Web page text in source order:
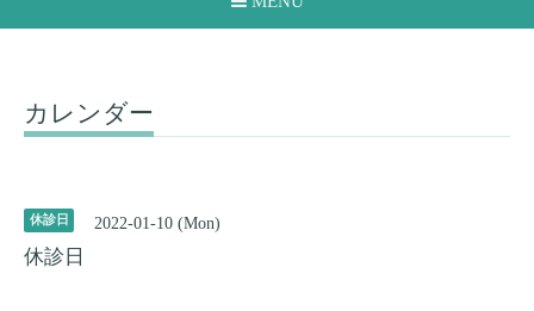
カレンダー
休診日 2022-01-10 (Mon)
休診日